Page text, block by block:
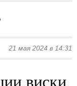
21 мая 2024 в 14:31
виски